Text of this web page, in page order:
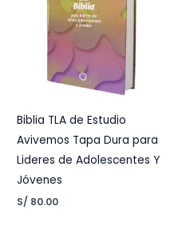
Biblia TLA de Estudio
Avivemos Tapa Dura para
Lideres de Adolescentes Y
Jóvenes
S/ 80.00